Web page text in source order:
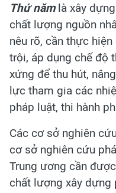
Thứ nămlà xây
chất lượng nguồn
nêu rõ, cần thực
trội, áp dụng chế độ
xứng để thu hút,
lực tham gia các
pháp luật, thi hành
Các cơ sở nghiên
cơ sở nghiên cứu
Trung ương cần
chất lượng xây dựng